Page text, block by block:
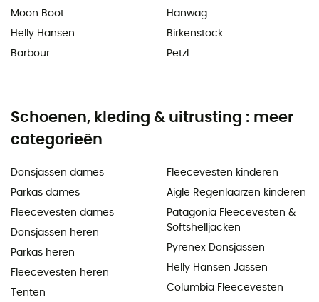
Moon Boot
Helly Hansen
Barbour
Hanwag
Birkenstock
Petzl
Schoenen, kleding & uitrusting : meer
categorieën
Donsjassen dames
Parkas dames
Fleecevesten dames
Donsjassen heren
Parkas heren
Fleecevesten heren
Tenten
Fleecevesten kinderen
Aigle Regenlaarzen kinderen
Patagonia Fleecevesten &
Softshelljacken
Pyrenex Donsjassen
Helly Hansen Jassen
Columbia Fleecevesten